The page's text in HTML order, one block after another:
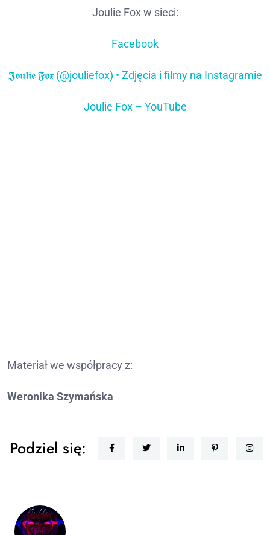
Joulie Fox w sieci:
Facebook
𝕵𝖔𝖚𝖑𝖎𝖊 𝕱𝖔𝖝 (@jouliefox) • Zdjęcia i filmy na Instagramie
Joulie Fox – YouTube
Materiał we współpracy z:
Weronika Szymańska
Podziel się: